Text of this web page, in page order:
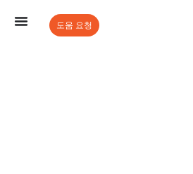
도움 요청